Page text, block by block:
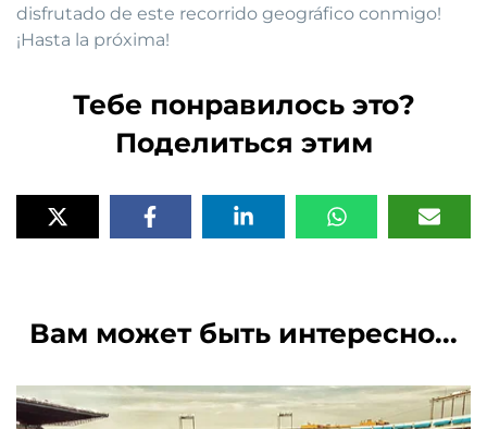
disfrutado de este recorrido geográfico conmigo!
¡Hasta la próxima!
Тебе понравилось это?
Поделиться этим
Вам может быть интересно...